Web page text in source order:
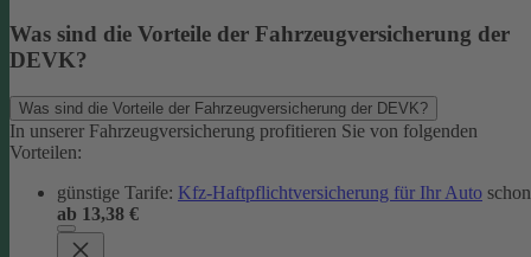
Was sind die Vorteile der Fahrzeugversicherung der
DEVK?
Was sind die Vorteile der Fahrzeugversicherung der DEVK?
In unserer Fahrzeugversicherung profitieren Sie von folgenden
Vorteilen:
günstige Tarife: Kfz-Haftpflichtversicherung für Ihr Auto schon
ab 13,38 €